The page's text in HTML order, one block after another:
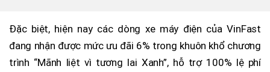
Đặc biệt, hiện nay các dòng xe máy điện của VinFast
đang nhận được mức ưu đãi 6% trong khuôn khổ chương
trình “Mãnh liệt vì tương lai Xanh”, hỗ trợ 100% lệ phí